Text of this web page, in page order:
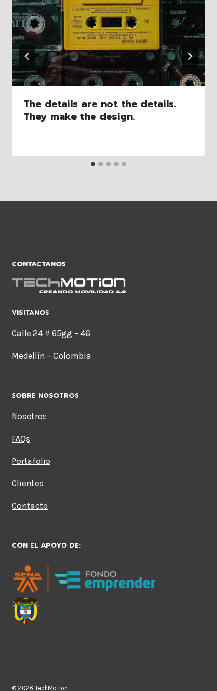
The details are not the details.
They make the design.
CONTACTANOS
VISITANOS
Calle 24 # 65gg – 46
Medellín – Colombia
SOBRE NOSOTROS
Nosotros
FAQs
Portafolio
Clientes
Contacto
CON EL APOYO DE:
© 2026 TechMotion